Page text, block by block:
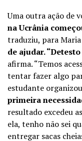
Uma outra ação de
na Ucrânia
traduziu, para
de ajudar.
afirma. “Temos
tentar fazer algo
estudante organizou
primeira
resultado excedeu
ela, tenho não sei
entregar sacas